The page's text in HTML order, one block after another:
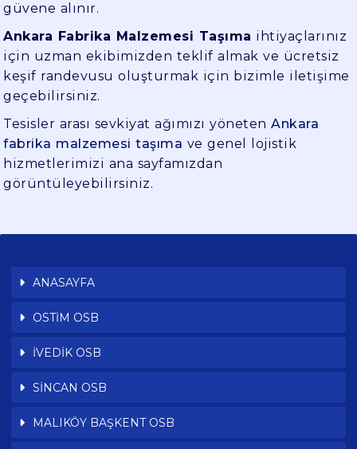
güvene alınır.
Ankara Fabrika Malzemesi Taşıma ihtiyaçlarınız
için uzman ekibimizden teklif almak ve ücretsiz
keşif randevusu oluşturmak için bizimle iletişime
geçebilirsiniz.
Tesisler arası sevkiyat ağımızı yönetenAnkara
fabrika malzemesi taşıma ve genel lojistik
hizmetlerimizi ana sayfamızdan
görüntüleyebilirsiniz.
ANASAYFA
OSTİM OSB
İVEDİK OSB
SİNCAN OSB
MALIKÖY BAŞKENT OSB